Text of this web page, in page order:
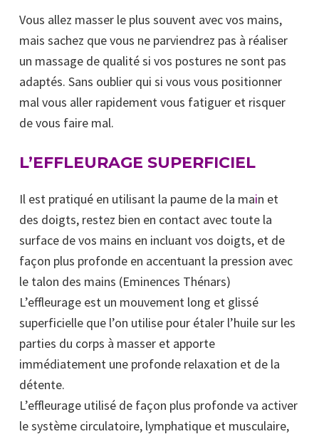
Vous allez masser le plus souvent avec vos mains,
mais sachez que vous ne parviendrez pas à réaliser
un massage de qualité si vos postures ne sont pas
adaptés. Sans oublier qui si vous vous positionner
mal vous aller rapidement vous fatiguer et risquer
de vous faire mal.
L’EFFLEURAGE SUPERFICIEL
Il est pratiqué en utilisant la paume de la main et
des doigts, restez bien en contact avec toute la
surface de vos mains en incluant vos doigts, et de
façon plus profonde en accentuant la pression avec
le talon des mains (Eminences Thénars)
L’effleurage est un mouvement long et glissé
superficielle que l’on utilise pour étaler l’huile sur les
parties du corps à masser et apporte
immédiatement une profonde relaxation et de la
détente.
L’effleurage utilisé de façon plus profonde va activer
le système circulatoire, lymphatique et musculaire,